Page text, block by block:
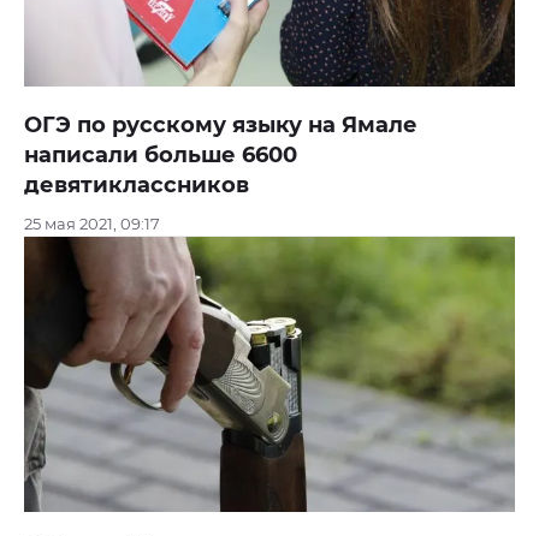
ОГЭ по русскому языку на Ямале
написали больше 6600
девятиклассников
25 мая 2021, 09:17